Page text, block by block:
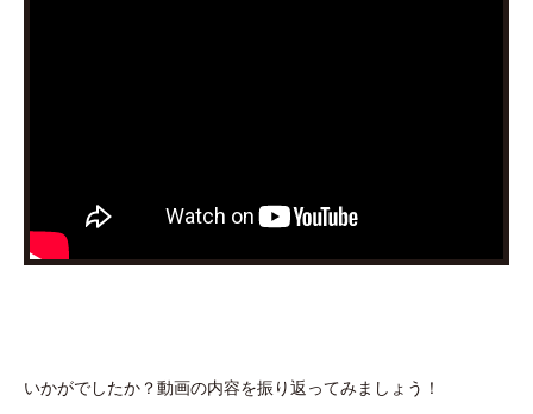
いかがでしたか？動画の内容を振り返ってみましょう！